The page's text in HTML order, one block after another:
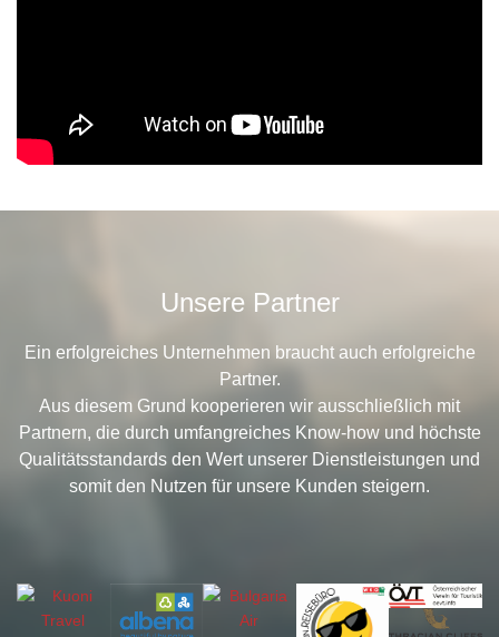
Unsere Partner
Ein erfolgreiches Unternehmen braucht auch erfolgreiche
Partner.
Aus diesem Grund kooperieren wir ausschließlich mit
Partnern, die durch umfangreiches Know-how und höchste
Qualitätsstandards den Wert unserer Dienstleistungen und
somit den Nutzen für unsere Kunden steigern.